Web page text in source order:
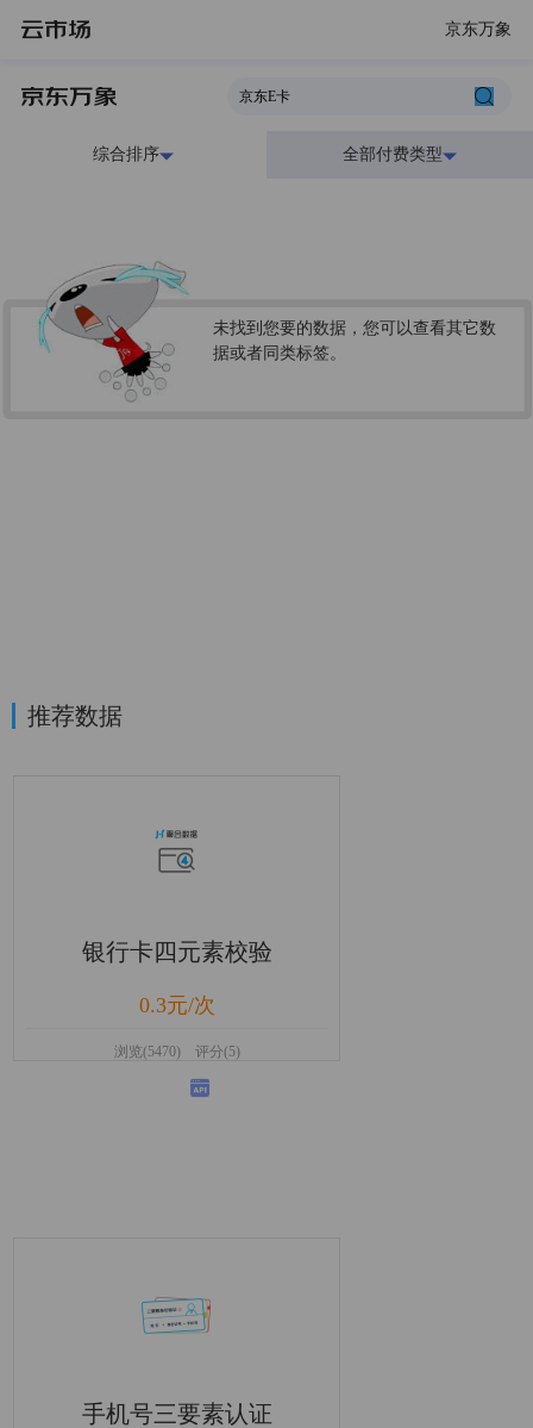
京东万象
综合排序 全部付费类型
未找到您要的数据，您可以查看其它数
据或者同类标签。
推荐数据
银行卡四元素校验
0.3元/次
浏览(5470) 评分(5)
手机号三要素认证